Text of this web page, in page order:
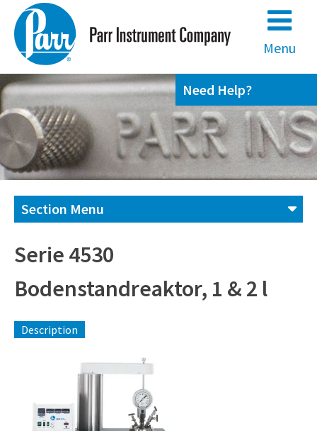
content
Menu
Need Help?
Contact us
(800) 872-7720
Section Menu
Serie 4530
Bodenstandreaktor, 1 & 2 l
Description